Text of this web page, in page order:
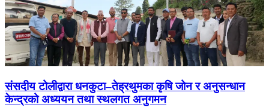
संसदीय टोलीद्वारा धनकुटा–तेह्रथुमका कृषि जोन र अनुसन्धान
केन्द्रको अध्ययन तथा स्थलगत अनुगमन